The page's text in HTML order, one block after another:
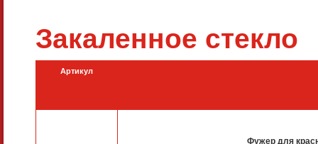
Закаленное стекло
Артикул
Фужер для